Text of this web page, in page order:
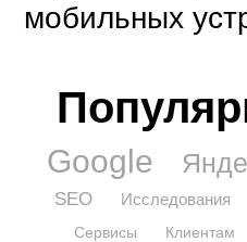
мобильных
Google
SEO
Исследования
Сервисы Клиентам